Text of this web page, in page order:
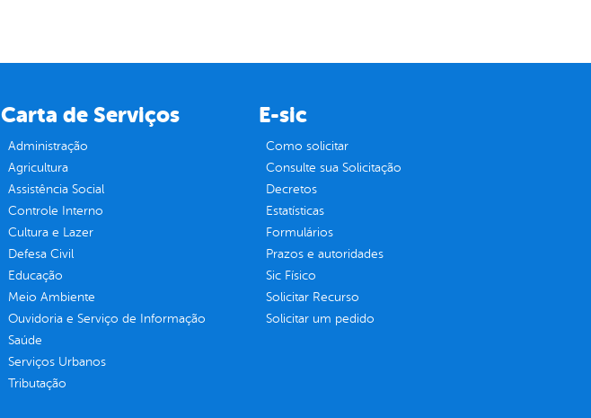
Carta de Serviços
Administração
Agricultura
Assistência Social
Controle Interno
Cultura e Lazer
Defesa Civil
Educação
Meio Ambiente
Ouvidoria e Serviço de Informação
Saúde
Serviços Urbanos
Tributação
E-sic
Como solicitar
Consulte sua Solicitação
Decretos
Estatísticas
Formulários
Prazos e autoridades
Sic Físico
Solicitar Recurso
Solicitar um pedido